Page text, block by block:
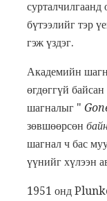
сурталчилгаанд
бүтээлийг тэр
гэж үздэг.
Академийн
өгдөггүй
шагналыг "
зөвшөөрсөн
шагнал ч бас
үүнийг хүлээн
1951 онд